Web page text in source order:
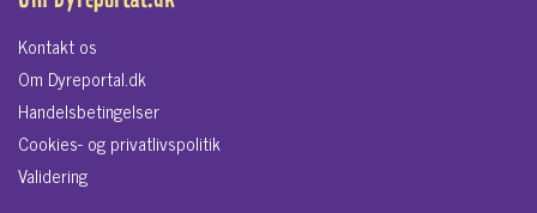
Kontakt os
Om Dyreportal.dk
Handelsbetingelser
Cookies- og privatlivspolitik
Validering